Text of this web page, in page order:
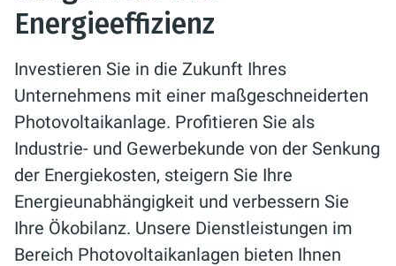
Energieeffizienz
Investieren Sie in die Zukunft Ihres
Unternehmens mit einer maßgeschneiderten
Photovoltaikanlage. Profitieren Sie als
Industrie- und Gewerbekunde von der Senkung
der Energiekosten, steigern Sie Ihre
Energieunabhängigkeit und verbessern Sie
Ihre Ökobilanz. Unsere Dienstleistungen im
Bereich Photovoltaikanlagen bieten Ihnen